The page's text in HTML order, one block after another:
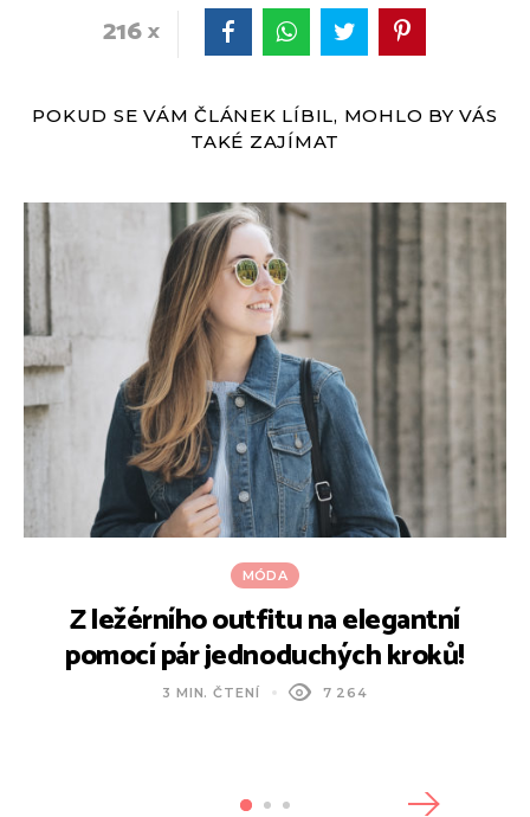
216
POKUD SE VÁM ČLÁNEK LÍBIL, MOHLO BY VÁS
TAKÉ ZAJÍMAT
MÓDA
Z ležérního outfitu na elegantní
pomocí pár jednoduchých kroků!
3 MIN. ČTENÍ 7 264